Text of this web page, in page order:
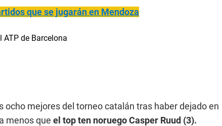
que se jugarán en Mendoza
ocho mejores del torneo catalán tras haber dejado en
menos que el top ten noruego Casper Ruud (3).